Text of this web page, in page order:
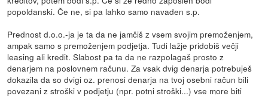
popoldanski. Če ne, si pa lahko samo navaden s.p.
Prednost d.o.o.-ja je ta da ne jamčiš z vsem svojim premoženjem,
ampak samo s premoženjem podjetja. Tudi lažje pridobiš večji
leasing ali kredit. Slabost pa ta da ne razpolagaš prosto z
denarjem na poslovnem računu. Za vsak dvig denarja potrebuješ
dokazila da so dvigi oz. prenosi denarja na tvoj osebni račun bili
povezani z stroški v podjetju (npr. potni stroški...) vse more biti